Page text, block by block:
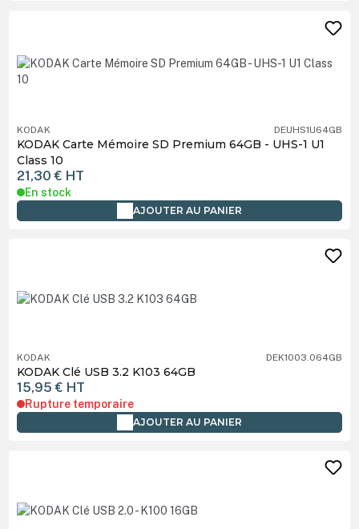
KODAK DEUHS1U64GB
KODAK Carte Mémoire SD Premium 64GB - UHS-1 U1
Class 10
21,30 € HT
En stock
AJOUTER AU PANIER
KODAK DEK1003.064GB
KODAK Clé USB 3.2 K103 64GB
15,95 € HT
Rupture temporaire
AJOUTER AU PANIER